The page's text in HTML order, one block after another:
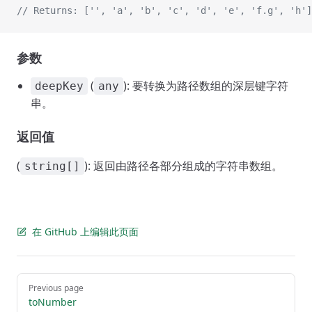
// Returns: ['', 'a', 'b', 'c', 'd', 'e', 'f.g', 'h']
参数
deepKey ( any ): 要转换为路径数组的深层键字符
串。
返回值
( string[] ): 返回由路径各部分组成的字符串数组。
在 GitHub 上编辑此页面
Pager
Previous page
toNumber